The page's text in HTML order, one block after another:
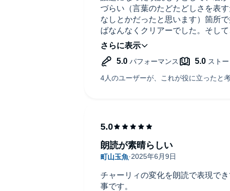
づらい（言葉のたどたどしさを表
なしとかだったと思います）箇所
ばなんなくクリアーでした。そし
だったとは！５０代になった今だ
聞いてよかった一冊です。
チャーリィの変化を朗読で表現で
事です。
朗読が素晴らしい